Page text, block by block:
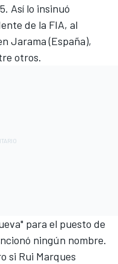
Así lo insinuó
de la FIA, al
Jarama (España),
otros.
para el puesto de
ningún nombre.
si Rui Marques